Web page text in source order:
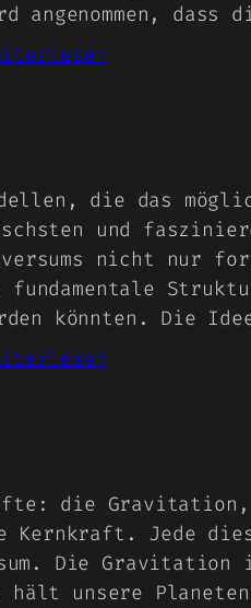
angenommen, dass
die das
und
nicht nur
könnten. Die
die
Kernkraft. Jede
Die
unsere